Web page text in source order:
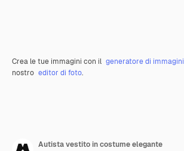
Crea le tue immagini con il generatore di immagini
nostro editor di foto.
Autista vestito in costume elegante